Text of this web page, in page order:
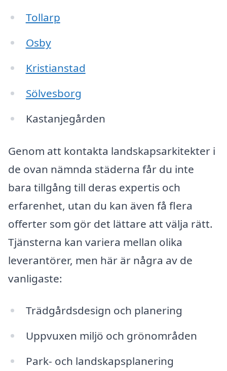
Tollarp
Osby
Kristianstad
Sölvesborg
Kastanjegården
Genom att kontakta landskapsarkitekter i
de ovan nämnda städerna får du inte
bara tillgång till deras expertis och
erfarenhet, utan du kan även få flera
offerter som gör det lättare att välja rätt.
Tjänsterna kan variera mellan olika
leverantörer, men här är några av de
vanligaste:
Trädgårdsdesign och planering
Uppvuxen miljö och grönområden
Park- och landskapsplanering